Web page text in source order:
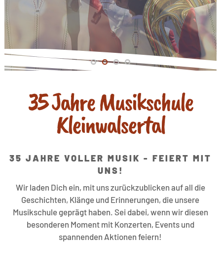
35 Jahre Musikschule
Kleinwalsertal
35 JAHRE VOLLER MUSIK - FEIERT MIT
UNS!
Wir laden Dich ein, mit uns zurückzublicken auf all die
Geschichten, Klänge und Erinnerungen, die unsere
Musikschule geprägt haben. Sei dabei, wenn wir diesen
besonderen Moment mit Konzerten, Events und
spannenden Aktionen feiern!